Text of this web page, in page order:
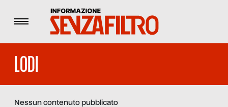
Menu
LODI
Nessun contenuto pubblicato